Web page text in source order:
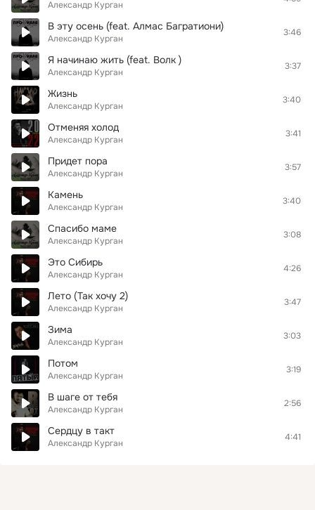
Александр Курган
В эту осень (feat. Алмас Багратиони)
Александр Курган
3:46
Я начинаю жить (feat. Волк )
Александр Курган
3:37
Жизнь
Александр Курган
3:40
Отменяя холод
Александр Курган
3:41
Придет пора
Александр Курган
3:57
Камень
Александр Курган
3:40
Спасибо маме
Александр Курган
3:08
Это Сибирь
Александр Курган
4:26
Лето (Так хочу 2)
Александр Курган
3:47
Зима
Александр Курган
3:03
Потом
Александр Курган
3:19
В шаге от тебя
Александр Курган
2:56
Сердцу в такт
Александр Курган
4:41